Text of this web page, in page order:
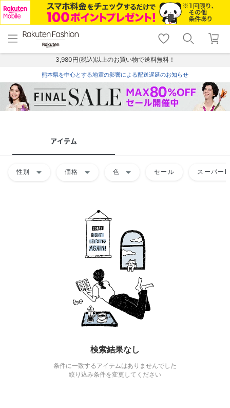
menu home
トップ
shopping_cart lock_outline
ログイン
3,980円(税込)以上のお買い物で送料無料！
熊本県を中心とする地震の影響による配送遅延のお知らせ
アイテム
性別 arrow_drop_down 価格 arrow_drop_down 色 arrow_drop_down セール スーパー
検索結果なし
条件に一致するアイテムはありませんでした
絞り込み条件を変更してください